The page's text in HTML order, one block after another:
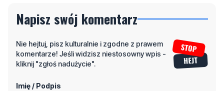
komentarze! Jeśli widzisz niestosowny wpis -
kliknij "zgłoś nadużycie".
Imię / Podpis
Odpowiedz